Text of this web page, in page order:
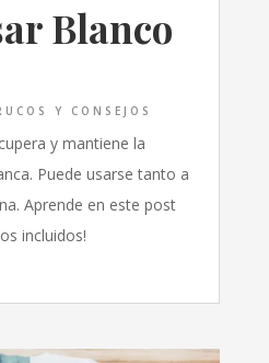
Blanco
Y CONSEJOS
y mantiene la
Puede usarse tanto a
Aprende en este post
incluidos!